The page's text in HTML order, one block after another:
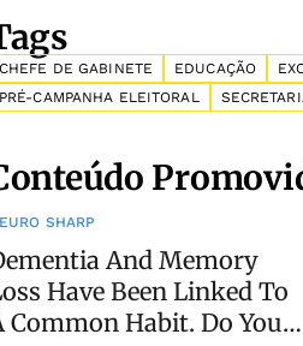
CHEFE DE GABINETE EDUCAÇÃO
PRÉ-CAMPANHA ELEITORAL